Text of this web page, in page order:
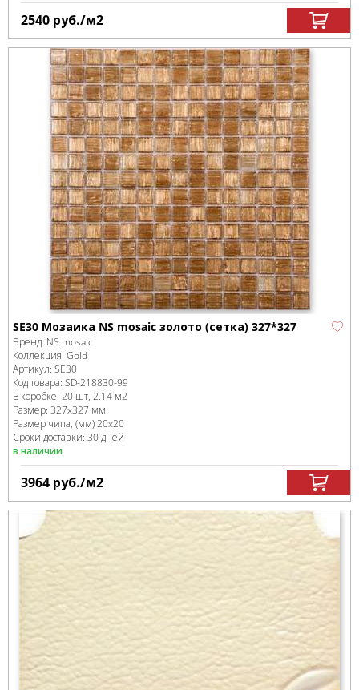
2540 руб./м2
SE30 Мозаика NS mosaic золото (сетка) 327*327
Бренд: NS mosaic
Коллекция: Gold
Артикул: SE30
Код товара: SD-218830-99
В коробке: 20 шт, 2.14 м2
Размер: 327x327 мм
Размер чипа, (мм)20x20
Сроки доставки: 30 дней
в наличии
3964 руб./м2